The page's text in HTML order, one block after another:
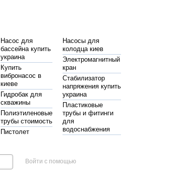
Насос для
бассейна купить
украина
Купить
вибронасос в
киеве
Гидробак для
скважины
Полиэтиленовые
трубы стоимость
Пистолет
Для воды
фильтры
Насосы для
колодца киев
Электромагнитный
кран
Стабилизатор
напряжения купить
украина
Пластиковые
трубы и фитинги
для
водоснабжения
Купить трубы
Войти с помощью